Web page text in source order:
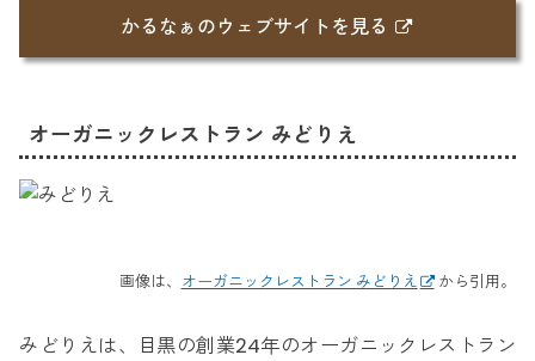
かるなぁのウェブサイトを見る
オーガニックレストラン みどりえ
画像は、 オーガニックレストラン みどりえ から引用。
みどりえは、目黒の創業24年のオーガニックレストラン